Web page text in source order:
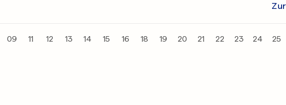
09 11 12 13 14 15 16 18 19 20 21 22 23 24 25